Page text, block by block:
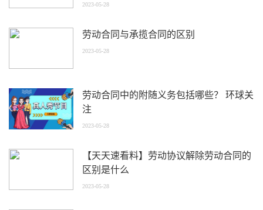
2023-05-28
劳动合同与承揽合同的区别
2023-05-28
劳动合同中的附随义务包括哪些？ 环球关
注
2023-05-28
【天天速看料】劳动协议解除劳动合同的
区别是什么
2023-05-28